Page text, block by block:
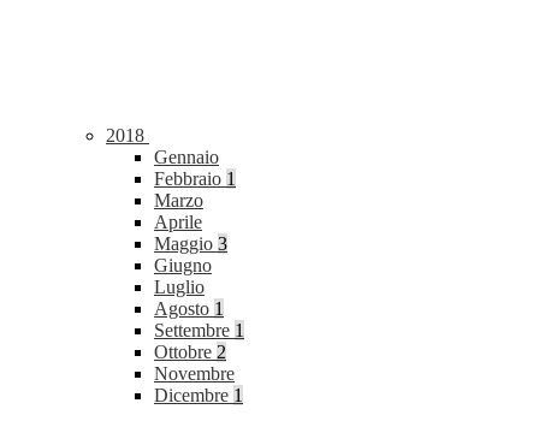
2018
Gennaio
Febbraio 1
Marzo
Aprile
Maggio 3
Giugno
Luglio
Agosto 1
Settembre 1
Ottobre 2
Novembre
Dicembre 1